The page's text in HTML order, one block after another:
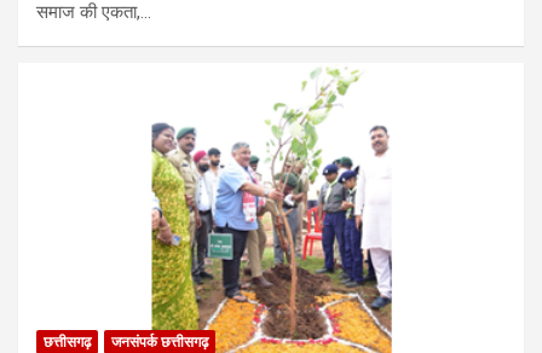
समाज की एकता,…
छत्तीसगढ़ जनसंपर्क छत्तीसगढ़